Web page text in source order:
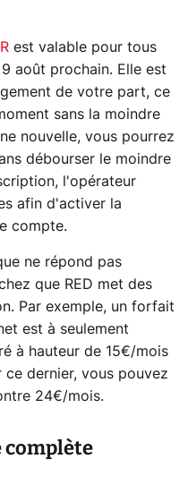
est valable pour tous
août prochain. Elle est
de votre part, ce
sans la moindre
nouvelle, vous pourrez
débourser le moindre
l'opérateur
afin d'activer la
compte.
ne répond pas
que RED met des
Par exemple, un forfait
est à seulement
à hauteur de 15€/mois
ce dernier, vous pouvez
24€/mois.
complète